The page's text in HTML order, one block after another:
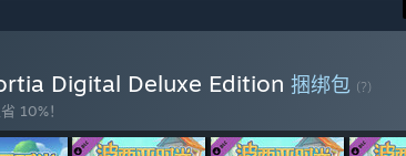
Digital Deluxe Edition 捆绑包 (?)
10%！